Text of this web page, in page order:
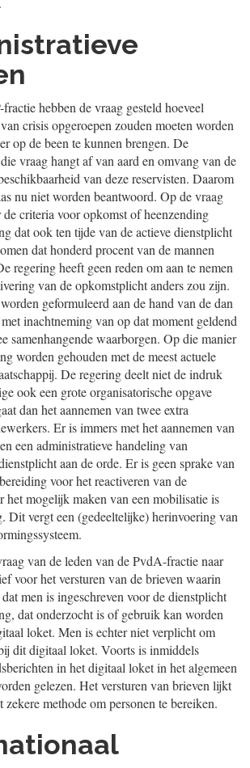
hebben de vraag gesteld hoeveel
crisis opgeroepen zouden moeten worden
op de been te kunnen brengen. De
vraag hangt af van aard en omvang van de
van deze reservisten. Daarom
nu niet worden beantwoord. Op de vraag
de criteria voor opkomst of heenzending
dat ook ten tijde van de actieve dienstplicht
dat honderd procent van de mannen
regering heeft geen reden om aan te nemen
van de opkomstplicht anders zou zijn.
geformuleerd aan de hand van de dan
inachtneming van op dat moment geldend
samenhangende waarborgen. Op die manier
worden gehouden met de meest actuele
De regering deelt niet de indruk
ook een grote organisatorische opgave
dan het aannemen van twee extra
Er is immers met het aannemen van
een administratieve handeling van
aan de orde. Er is geen sprake van
voor het reactiveren van de
mogelijk maken van een mobilisatie is
Dit vergt een (gedeeltelijke) herinvoering van
van de leden van de PvdA-fractie naar
voor het versturen van de brieven waarin
men is ingeschreven voor de dienstplicht
dat onderzocht is of gebruik kan worden
loket. Men is echter niet verplicht om
dit digitaal loket. Voorts is inmiddels
in het digitaal loket in het algemeen
gelezen. Het versturen van brieven lijkt
zekere methode om personen te bereiken.